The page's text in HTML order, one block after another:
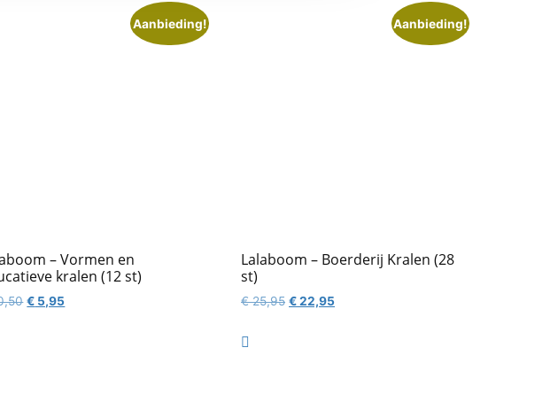
Aanbieding!
– Vormen en
kralen (12 st)
Oorspronkelijke
€ 5,95Huidige
Aanbieding!
Lalaboom – Boerderij Kralen (28
st)
€25,95 Oorspronkelijke
€22,95Huidige
